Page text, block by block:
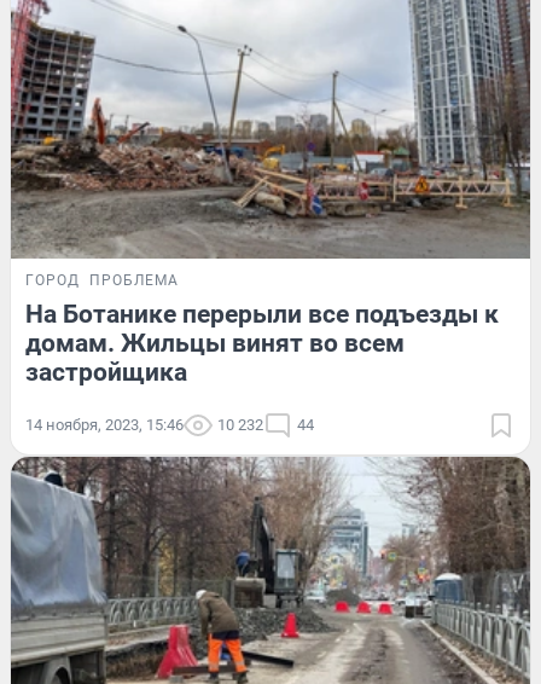
ГОРОД ПРОБЛЕМА
На Ботанике перерыли все подъезды к
домам. Жильцы винят во всем
застройщика
14 ноября, 2023, 15:46 10 232 44